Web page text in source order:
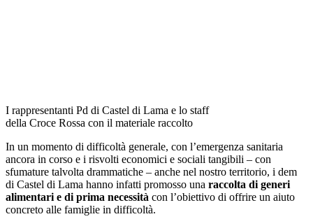
I rappresentanti Pd di Castel di Lama e lo staff
della Croce Rossa con il materiale raccolto
In un momento di difficoltà generale, con l’emergenza sanitaria
ancora in corso e i risvolti economici e sociali tangibili – con
sfumature talvolta drammatiche – anche nel nostro territorio, i dem
di Castel di Lama hanno infatti promosso una raccolta di generi
alimentari e di prima necessità con l’obiettivo di offrire un aiuto
concreto alle famiglie in difficoltà.